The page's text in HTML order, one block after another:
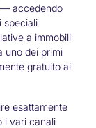
— accedendo
speciali
a immobili
uno dei primi
gratuito ai
esattamente
i vari canali